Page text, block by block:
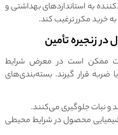
به استانداردهای بهداشتی و
خرید مکرر ترغیب کند.
زنجیره تأمین
ممکن است در معرض شرایط
ضربه قرار گیرند. بسته‌بندی‌های
و نبات جلوگیری می‌کنند.
محصول در شرایط محیطی